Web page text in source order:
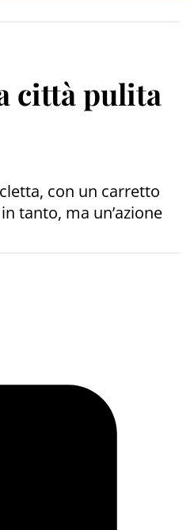
città pulita
con un carretto
tanto, ma un’azione